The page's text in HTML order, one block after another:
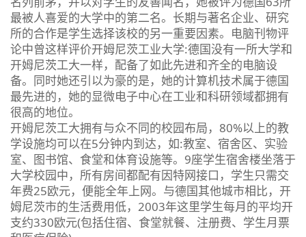
最被人喜爱的大学中的第二名。长期与著名企业、研究
所的合作是学生选择该校的另一重要因素。电脑刊物评
论中曾这样评价开姆尼茨工业大学:德国没有一所大学和
开姆尼茨工大一样，配备了如此先进和齐全的电脑设
备。同时她还引以为豪的是，她的计算机技术属于德国
最先进的，她的显微电子中心在工业和科研领域都拥有
很高的地位。
开姆尼茨工大拥有与众不同的校园布局，80%以上的教
学设施均可以在5分钟内到达，如:教室、宿舍区、实验
室、图书馆、食堂和体育设施等。9座学生宿舍楼坐落于
大学校园中，所有房间都配有因特网接口，学生只需交
年费25欧元，便能全年上网。与德国其他城市相比，开
姆尼茨市的生活费用低，2003年这里学生每月的平均开
支约330欧元(包括住宿、食堂就餐、注册费、学生月票